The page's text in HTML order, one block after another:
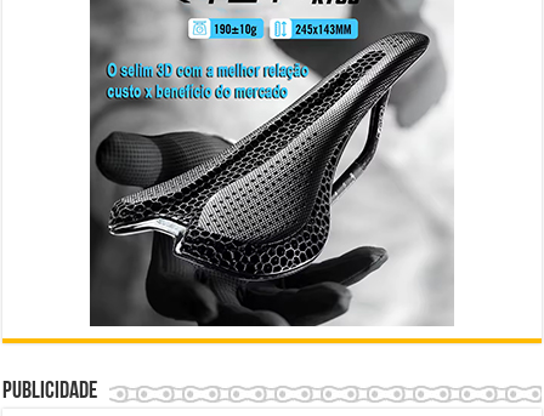
Publicidade